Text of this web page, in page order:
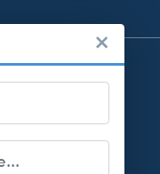
×